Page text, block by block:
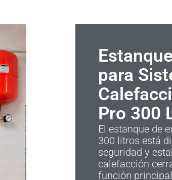
para
Pro 300
El estanque de
300 litros está
seguridad y
calefacción
función